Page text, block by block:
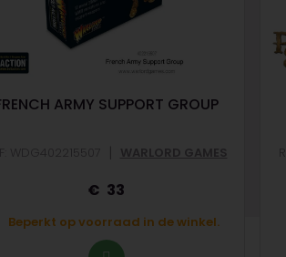
ARMY SUPPORT GROUP
WDG402215507 | WARLORD GAMES
33
Beperkt op voorraad in de winkel.